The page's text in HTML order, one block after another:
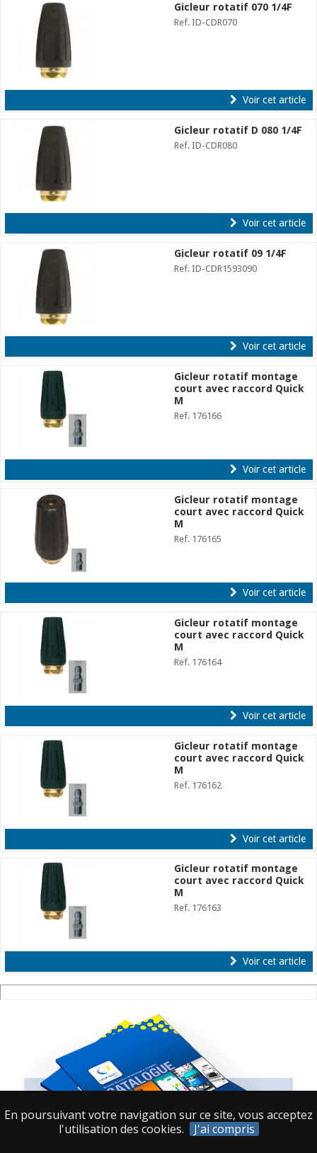
En poursuivant votre navigation sur ce site, vous acceptez
l'utilisation des cookies.
J'ai compris
Gicleur rotatif 070 1/4F
Ref. ID-CDR070
Voir cet article
Gicleur rotatif D 080 1/4F
Ref. ID-CDR080
Voir cet article
Gicleur rotatif 09 1/4F
Ref. ID-CDR1593090
Voir cet article
Gicleur rotatif montage
court avec raccord Quick
M
Ref. 176166
Voir cet article
Gicleur rotatif montage
court avec raccord Quick
M
Ref. 176165
Voir cet article
Gicleur rotatif montage
court avec raccord Quick
M
Ref. 176164
Voir cet article
Gicleur rotatif montage
court avec raccord Quick
M
Ref. 176162
Voir cet article
Gicleur rotatif montage
court avec raccord Quick
M
Ref. 176163
Voir cet article